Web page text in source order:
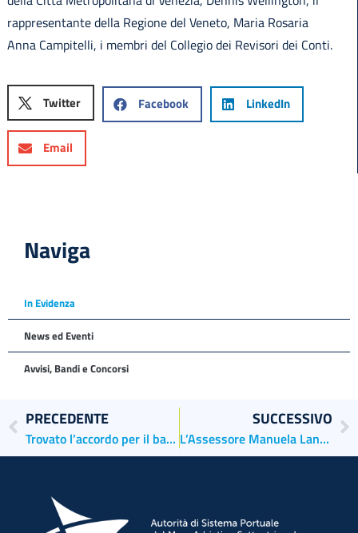
rappresentante della Regione del Veneto, Maria Rosaria
Anna Campitelli, i membri del Collegio dei Revisori dei Conti.
Twitter Facebook LinkedIn
Email
Naviga
In Evidenza
News ed Eventi
Avvisi, Bandi e Concorsi
PRECEDENTE
Trovato l’accordo per il bando relativo al Servizio di somministrazione di lavoro temporaneo in porto. Di Blasio: “Fondamentale il confronto con tutti gli interlocutori”
SUCCESSIVO
L’Assessore Manuela Lanzarin a Chioggia: “Il nuovo Corso di Laurea in Infermieristica è una grande opportunità e un’importante risposta per una sanità che si rinnova”